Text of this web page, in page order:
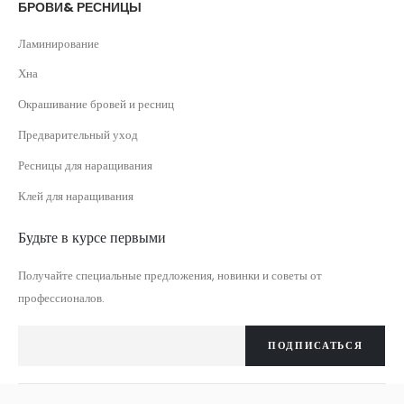
БРОВИ& РЕСНИЦЫ
Ламинирование
Хна
Окрашивание бровей и ресниц
Предварительный уход
Ресницы для наращивания
Клей для наращивания
Будьте в курсе первыми
Получайте специальные предложения, новинки и советы от
профессионалов.
ПОДПИСАТЬСЯ